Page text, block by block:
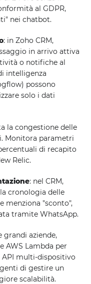
al GDPR,
nei chatbot.
: in Zoho CRM,
in arrivo attiva
o notifiche al
intelligenza
possono
solo i dati
la congestione delle
Monitora parametri
di recapito
Relic.
: nel CRM,
cronologia delle
menziona "sconto",
tramite WhatsApp.
grandi aziende,
AWS Lambda per
multi-dispositivo
di gestire un
scalabilità.